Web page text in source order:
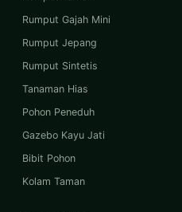
Rumput Gajah Mini
Rumput Jepang
Rumput Sintetis
Tanaman Hias
Pohon Peneduh
Gazebo Kayu Jati
Bibit Pohon
Kolam Taman